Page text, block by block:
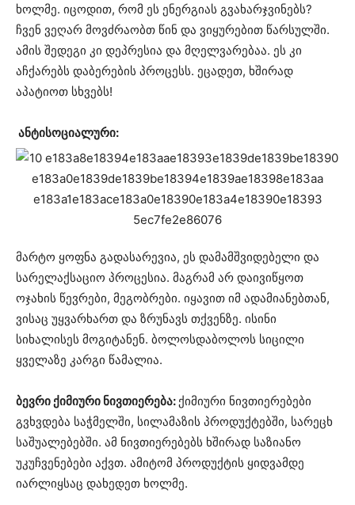
ხოლმე. იცოდით, რომ ეს ენერგიას გვახარჯვინებს?
ჩვენ ვეღარ მოვძრაობთ წინ და ვიყურებით წარსულში.
ამის შედეგი კი დეპრესია და მღელვარებაა. ეს კი
აჩქარებს დაბერების პროცესს. ეცადეთ, ხშირად
აპატიოთ სხვებს!
ანტისოციალური:
მარტო ყოფნა გადასარევია, ეს დამამშვიდებელი და
სარელაქსაციო პროცესია. მაგრამ არ დაივიწყოთ
ოჯახის წევრები, მეგობრები. იყავით იმ ადამიანებთან,
ვისაც უყვარხართ და ზრუნავს თქვენზე. ისინი
სიხალისეს მოგიტანენ. ბოლოსდაბოლოს სიცილი
ყველაზე კარგი წამალია.
ბევრი ქიმიური ნივთიერება:ქიმიური ნივთიერებები
გვხვდება საჭმელში, სილამაზის პროდუქტებში, სარეცხ
საშუალებებში. ამ ნივთიერებებს ხშირად საზიანო
უკუჩვენებები აქვთ. ამიტომ პროდუქტის ყიდვამდე
იარლიყსაც დახედეთ ხოლმე.